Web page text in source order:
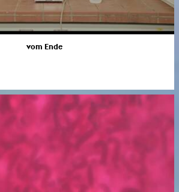
vom Ende